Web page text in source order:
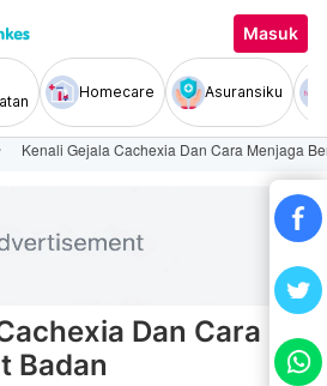
Masuk
Homecare Asuransiku
Kenali Gejala Cachexia Dan Cara Menjaga
Dan Cara
Badan